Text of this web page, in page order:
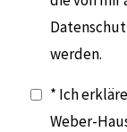
werden.
* Ich
Weber-